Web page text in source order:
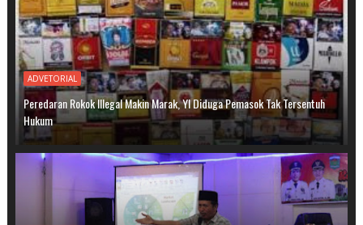
ADVETORIAL
Peredaran Rokok Illegal Makin Marak, YI Diduga Pemasok Tak Tersentuh
Hukum